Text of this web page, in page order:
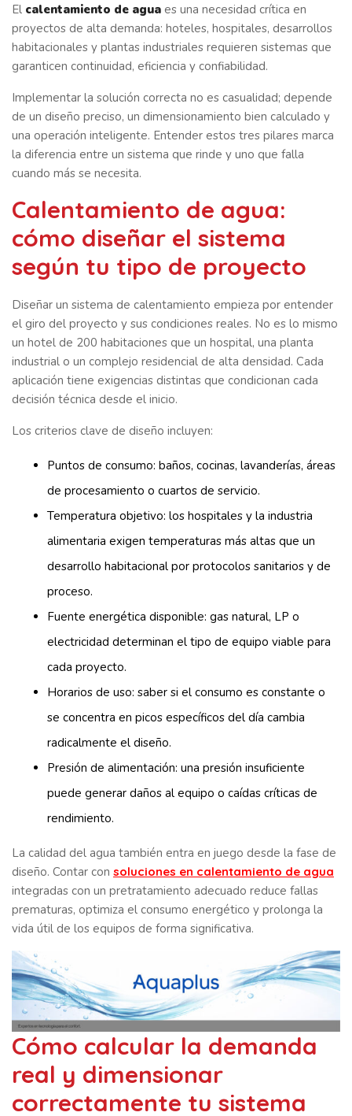
El calentamiento de agua es una necesidad crítica en
proyectos de alta demanda: hoteles, hospitales, desarrollos
habitacionales y plantas industriales requieren sistemas que
garanticen continuidad, eficiencia y confiabilidad.
Implementar la solución correcta no es casualidad; depende
de un diseño preciso, un dimensionamiento bien calculado y
una operación inteligente. Entender estos tres pilares marca
la diferencia entre un sistema que rinde y uno que falla
cuando más se necesita.
Calentamiento de agua:
cómo diseñar el sistema
según tu tipo de proyecto
Diseñar un sistema de calentamiento empieza por entender
el giro del proyecto y sus condiciones reales. No es lo mismo
un hotel de 200 habitaciones que un hospital, una planta
industrial o un complejo residencial de alta densidad. Cada
aplicación tiene exigencias distintas que condicionan cada
decisión técnica desde el inicio.
Los criterios clave de diseño incluyen:
Puntos de consumo: baños, cocinas, lavanderías, áreas
de procesamiento o cuartos de servicio.
Temperatura objetivo: los hospitales y la industria
alimentaria exigen temperaturas más altas que un
desarrollo habitacional por protocolos sanitarios y de
proceso.
Fuente energética disponible: gas natural, LP o
electricidad determinan el tipo de equipo viable para
cada proyecto.
Horarios de uso: saber si el consumo es constante o
se concentra en picos específicos del día cambia
radicalmente el diseño.
Presión de alimentación: una presión insuficiente
puede generar daños al equipo o caídas críticas de
rendimiento.
La calidad del agua también entra en juego desde la fase de
diseño. Contar con soluciones en calentamiento de agua
integradas con un pretratamiento adecuado reduce fallas
prematuras, optimiza el consumo energético y prolonga la
vida útil de los equipos de forma significativa.
Cómo calcular la demanda
real y dimensionar
correctamente tu sistema